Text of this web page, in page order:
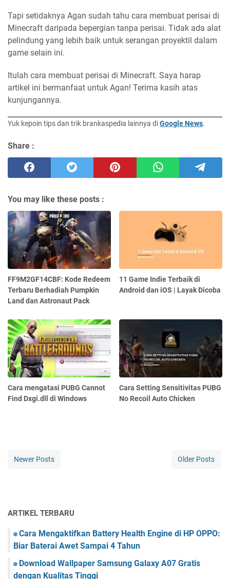
Tapi setidaknya Agan sudah tahu cara membuat perisai di
Minecraft daripada bepergian tanpa perisai. Tidak ada alat
pelindung yang lebih baik untuk serangan proyektil dalam
game selain ini.
Itulah cara membuat perisai di Minecraft. Saya harap
artikel ini bermanfaat untuk Agan! Terima kasih atas
kunjungannya.
Yuk kepoin tips dan trik brankaspedia lainnya diGoogle News.
Share :
You may like these posts :
FF9M2GF14CBF: Kode Redeem
Terbaru Berhadiah Pumpkin
Land dan Astronaut Pack
11 Game Indie Terbaik di
Android dan iOS | Layak Dicoba
Cara mengatasi PUBG Cannot
Find Dxgi.dll di Windows
Cara Setting Sensitivitas PUBG
No Recoil Auto Chicken
Newer Posts Older Posts
ARTIKEL TERBARU
Cara Mengaktifkan Battery Health Engine di HP OPPO:
Biar Baterai Awet Sampai 4 Tahun
Download Wallpaper Samsung Galaxy A07 Gratis
dengan Kualitas Tinggi